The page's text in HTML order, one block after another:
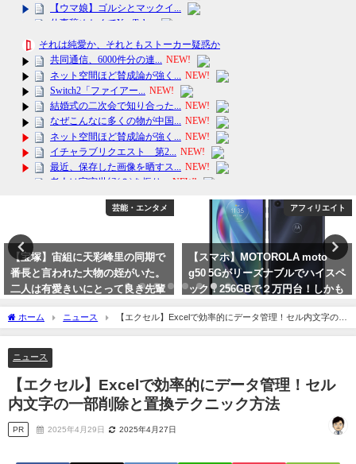
芸能・エンタメ
【宝塚】宙組に天彩峰里の同期で
番長と言われた大物の姪がいた。
二人は有愛きいにとって良き先輩
ｗ
アフィリエイト
【スマホ】MOTOROLA moto
g50 5Gがリーズナブルでハイスペ
ック！256GBで２万円台！しかも
中国製ではないのが良い！
ホーム ニュース
【エクセル】Excelで効率的にデータ管理！セル内文字の一
部削除と置換テクニック方法
ニュース
【エクセル】Excelで効率的にデータ管理！セル
内文字の一部削除と置換テクニック方法
PR 2025年4月29日 2025年4月27日